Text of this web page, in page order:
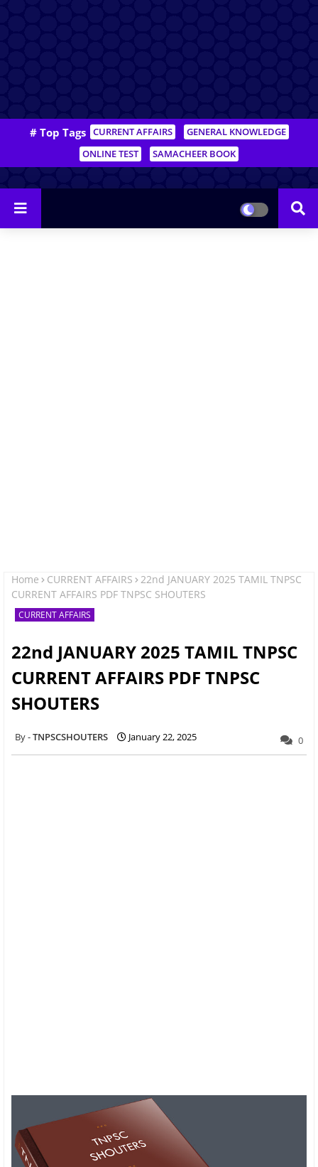
# Top Tags CURRENT AFFAIRS
GENERAL KNOWLEDGE
ONLINE TEST
SAMACHEER BOOK
Home CURRENT AFFAIRS
22nd JANUARY 2025 TAMIL TNPSC
CURRENT AFFAIRS PDF TNPSC SHOUTERS
CURRENT AFFAIRS
22nd JANUARY 2025 TAMIL TNPSC
CURRENT AFFAIRS PDF TNPSC
SHOUTERS
TNPSCSHOUTERS January 22, 2025 0